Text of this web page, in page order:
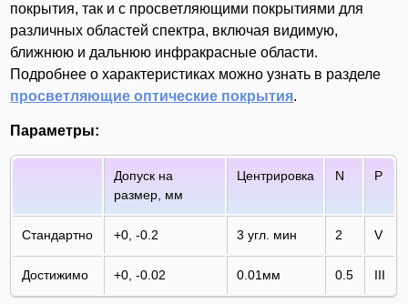
покрытия, так и с просветляющими покрытиями для
различных областей спектра, включая видимую,
ближнюю и дальнюю инфракрасные области.
Подробнее о характеристиках можно узнать в разделе
просветляющие оптические покрытия.
Параметры:
Допуск на
размер, мм
Центрировка N P
Стандартно +0, -0.2 3 угл. мин 2 V
Достижимо +0, -0.02 0.01мм 0.5 III